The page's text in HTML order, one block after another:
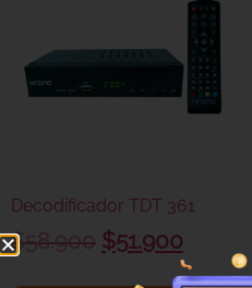
Decodificador TDT 361
$58.900 $51.900